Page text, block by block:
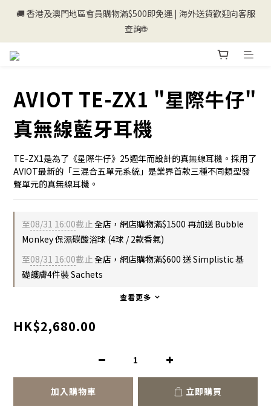
💰新登記會員即送50購物金💰
🚚 香港及澳門地區會員購物滿$500即免運 | 海外送貨歡迎向客服
查詢🌐
AVIOT TE-ZX1 "星際牛仔"
真無線藍牙耳機
TE-ZX1是為了《星際牛仔》25週年而設計的真無線耳機。採用了
AVIOT最新的「三混合五單元系統」是業界首款三種不同類型發
聲單元的真無線耳機。
至08/31 16:00截止全店，網店購物滿$1500 再加送 Bubble
Monkey 保濕碳酸浴球 (4球 / 2款香氣)
至08/31 16:00截止全店，網店購物滿$600 送 Simplistic 基
礎護膚4件裝 Sachets
查看更多
HK$2,680.00
加入購物車 立即購買